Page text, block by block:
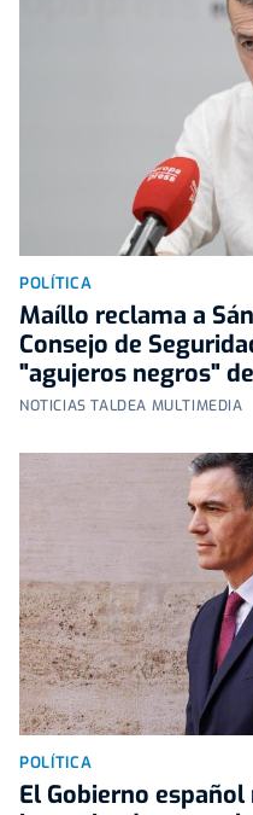
POLÍTICA
Maíllo reclama a
Consejo de
"agujeros negros"
NOTICIAS TALDEA MULTIMEDIA
POLÍTICA
El Gobierno